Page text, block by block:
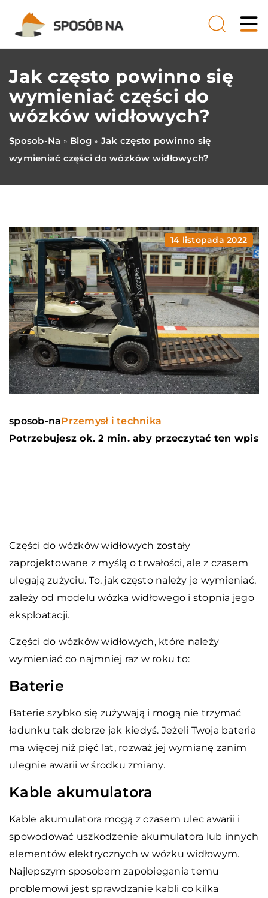
Jak często powinno się
wymieniać części do
wózków widłowych?
Sposob-Na » Blog » Jak często powinno się
wymieniać części do wózków widłowych?
14 listopada 2022
sposob-naPrzemysł i technika
Potrzebujesz ok. 2 min. aby przeczytać ten wpis
Części do wózków widłowych zostały
zaprojektowane z myślą o trwałości, ale z czasem
ulegają zużyciu. To, jak często należy je wymieniać,
zależy od modelu wózka widłowego i stopnia jego
eksploatacji.
Części do wózków widłowych, które należy
wymieniać co najmniej raz w roku to:
Baterie
Baterie szybko się zużywają i mogą nie trzymać
ładunku tak dobrze jak kiedyś. Jeżeli Twoja bateria
ma więcej niż pięć lat, rozważ jej wymianę zanim
ulegnie awarii w środku zmiany.
Kable akumulatora
Kable akumulatora mogą z czasem ulec awarii i
spowodować uszkodzenie akumulatora lub innych
elementów elektrycznych w wózku widłowym.
Najlepszym sposobem zapobiegania temu
problemowi jest sprawdzanie kabli co kilka